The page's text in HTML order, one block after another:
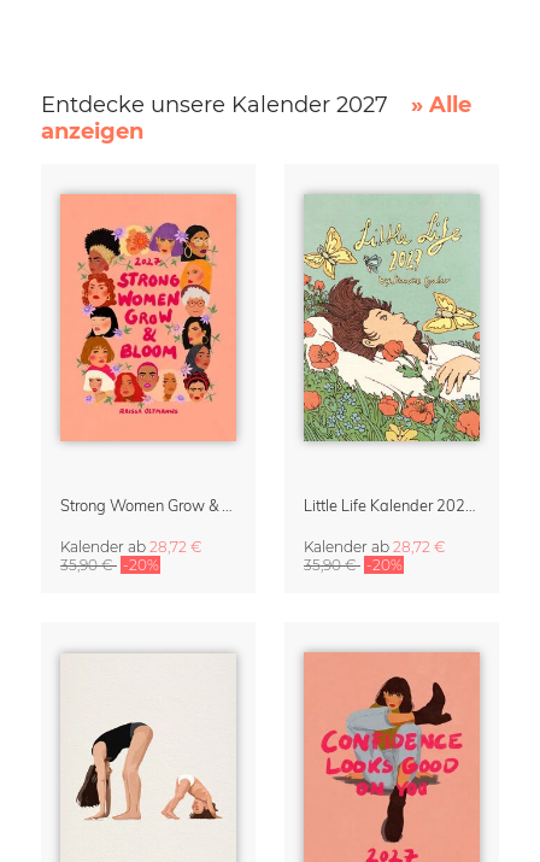
Entdecke unsere Kalender 2027
» Alle
anzeigen
Kalender ab 28,72 €
35,90 € -20%
Kalender ab 28,72 €
35,90 € -20%